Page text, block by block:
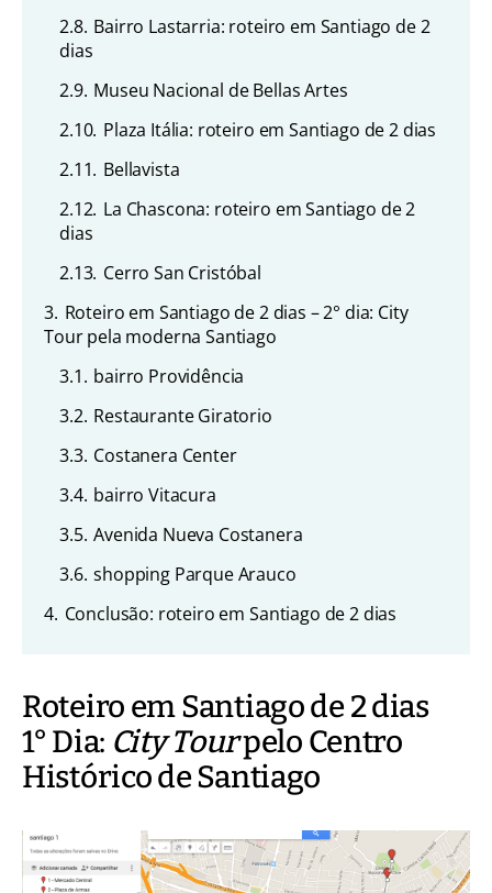
2.8. Bairro Lastarria: roteiro em Santiago de 2
dias
2.9. Museu Nacional de Bellas Artes
2.10. Plaza Itália: roteiro em Santiago de 2 dias
2.11. Bellavista
2.12. La Chascona: roteiro em Santiago de 2
dias
2.13. Cerro San Cristóbal
3. Roteiro em Santiago de 2 dias – 2° dia: City
Tour pela moderna Santiago
3.1. bairro Providência
3.2. Restaurante Giratorio
3.3. Costanera Center
3.4. bairro Vitacura
3.5. Avenida Nueva Costanera
3.6. shopping Parque Arauco
4. Conclusão: roteiro em Santiago de 2 dias
Roteiro em Santiago de 2 dias
1° Dia: City Tourpelo Centro
Histórico de Santiago